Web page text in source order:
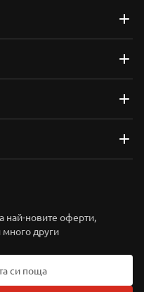
най-новите оферти,
други